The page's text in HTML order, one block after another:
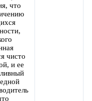
что
чисто
и ее